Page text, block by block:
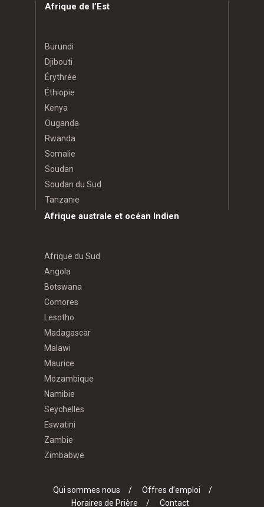
Afrique de l’Est
Burundi
Djibouti
Érythrée
Éthiopie
Kenya
Ouganda
Rwanda
Somalie
Soudan
Soudan du Sud
Tanzanie
Afrique australe et océan Indien
Afrique du Sud
Angola
Botswana
Comores
Lesotho
Madagascar
Malawi
Maurice
Mozambique
Namibie
Seychelles
Eswatini
Zambie
Zimbabwe
Qui sommes nous
Offres d’emploi
Horaires de Prière
Contact